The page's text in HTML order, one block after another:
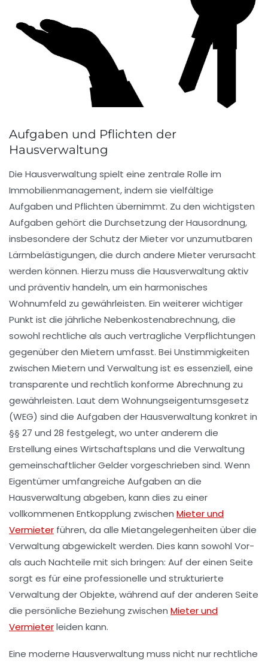
Aufgaben und Pflichten der
Hausverwaltung
Die Hausverwaltung spielt eine zentrale Rolle im
Immobilienmanagement, indem sie vielfältige
Aufgaben und Pflichten übernimmt. Zu den wichtigsten
Aufgaben gehört die Durchsetzung der Hausordnung,
insbesondere der Schutz der Mieter vor unzumutbaren
Lärmbelästigungen, die durch andere Mieter verursacht
werden können. Hierzu muss die Hausverwaltung aktiv
und präventiv handeln, um ein harmonisches
Wohnumfeld zu gewährleisten. Ein weiterer wichtiger
Punkt ist die jährliche Nebenkostenabrechnung, die
sowohl rechtliche als auch vertragliche Verpflichtungen
gegenüber den Mietern umfasst. Bei Unstimmigkeiten
zwischen Mietern und Verwaltung ist es essenziell, eine
transparente und rechtlich konforme Abrechnung zu
gewährleisten. Laut dem Wohnungseigentumsgesetz
(WEG) sind die Aufgaben der Hausverwaltung konkret in
§§ 27 und 28 festgelegt, wo unter anderem die
Erstellung eines Wirtschaftsplans und die Verwaltung
gemeinschaftlicher Gelder vorgeschrieben sind. Wenn
Eigentümer umfangreiche Aufgaben an die
Hausverwaltung abgeben, kann dies zu einer
vollkommenen Entkopplung zwischen Mieter und
Vermieter führen, da alle Mietangelegenheiten über die
Verwaltung abgewickelt werden. Dies kann sowohl Vor-
als auch Nachteile mit sich bringen: Auf der einen Seite
sorgt es für eine professionelle und strukturierte
Verwaltung der Objekte, während auf der anderen Seite
die persönliche Beziehung zwischen Mieter und
Vermieterleiden kann.
Eine moderne Hausverwaltung muss nicht nur rechtliche